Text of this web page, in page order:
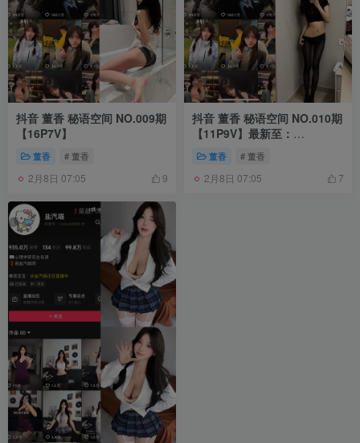
抖音 董香 秘语空间 NO.009期
【16P7V】
董香 # 董香
2月8日 07:05 9
抖音 董香 秘语空间 NO.010期
【11P9V】最新至：
2026.1.14
董香 # 董香
2月8日 07:05 7